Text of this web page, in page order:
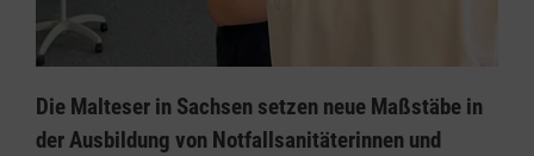
Die Malteser in Sachsen setzen neue Maßstäbe in
der Ausbildung von Notfallsanitäterinnen und